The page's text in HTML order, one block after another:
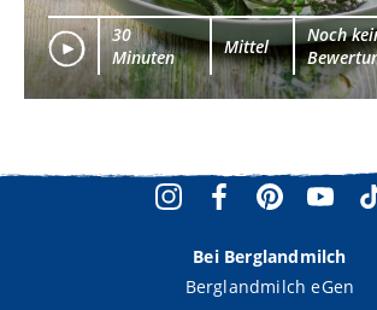
30
Minuten
Mittel
Noch
Bei Berglandmilch
Berglandmilch eGen